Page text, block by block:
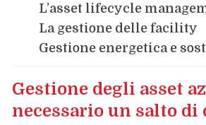
L’asset lifecycle
La gestione delle facility
Gestione energetica e
Gestione degli asset
necessario un salto di